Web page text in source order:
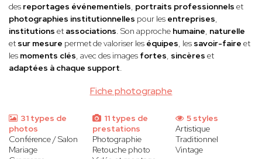
Fiche photographe
des reportages événementiels, portraits professionnels et
photographies institutionnelles pour les entreprises,
institutions et associations. Son approche humaine, naturelle
et sur mesure permet de valoriser les équipes, les savoir-faire et
les moments clés, avec des images fortes, sincères et
adaptées à chaque support.
31 types de
photos
Conférence / Salon
Mariage
11 types de
prestations
Photographie
Retouche photo
5 styles
Artistique
Traditionnel
Vintage